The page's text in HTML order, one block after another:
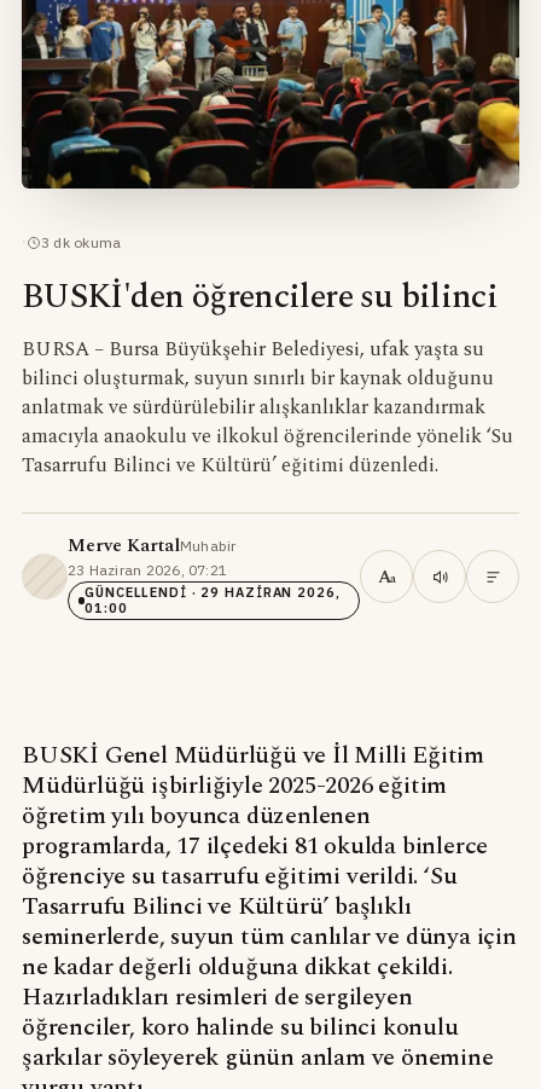
· 3 dk okuma
BUSKİ'den öğrencilere su bilinci
BURSA – Bursa Büyükşehir Belediyesi, ufak yaşta su
bilinci oluşturmak, suyun sınırlı bir kaynak olduğunu
anlatmak ve sürdürülebilir alışkanlıklar kazandırmak
amacıyla anaokulu ve ilkokul öğrencilerinde yönelik ‘Su
Tasarrufu Bilinci ve Kültürü’ eğitimi düzenledi.
Merve KartalMuhabir·
23 Haziran 2026, 07:21·
GÜNCELLENDI · 29 HAZIRAN 2026,
01:00
Aa
BUSKİ Genel Müdürlüğü ve İl Milli Eğitim
Müdürlüğü işbirliğiyle 2025-2026 eğitim
öğretim yılı boyunca düzenlenen
programlarda, 17 ilçedeki 81 okulda binlerce
öğrenciye su tasarrufu eğitimi verildi. ‘Su
Tasarrufu Bilinci ve Kültürü’ başlıklı
seminerlerde, suyun tüm canlılar ve dünya için
ne kadar değerli olduğuna dikkat çekildi.
Hazırladıkları resimleri de sergileyen
öğrenciler, koro halinde su bilinci konulu
şarkılar söyleyerek günün anlam ve önemine